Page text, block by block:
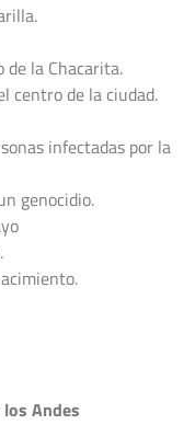
la Chacarita.
centro de la ciudad.
infectadas por la
genocidio.
Andes